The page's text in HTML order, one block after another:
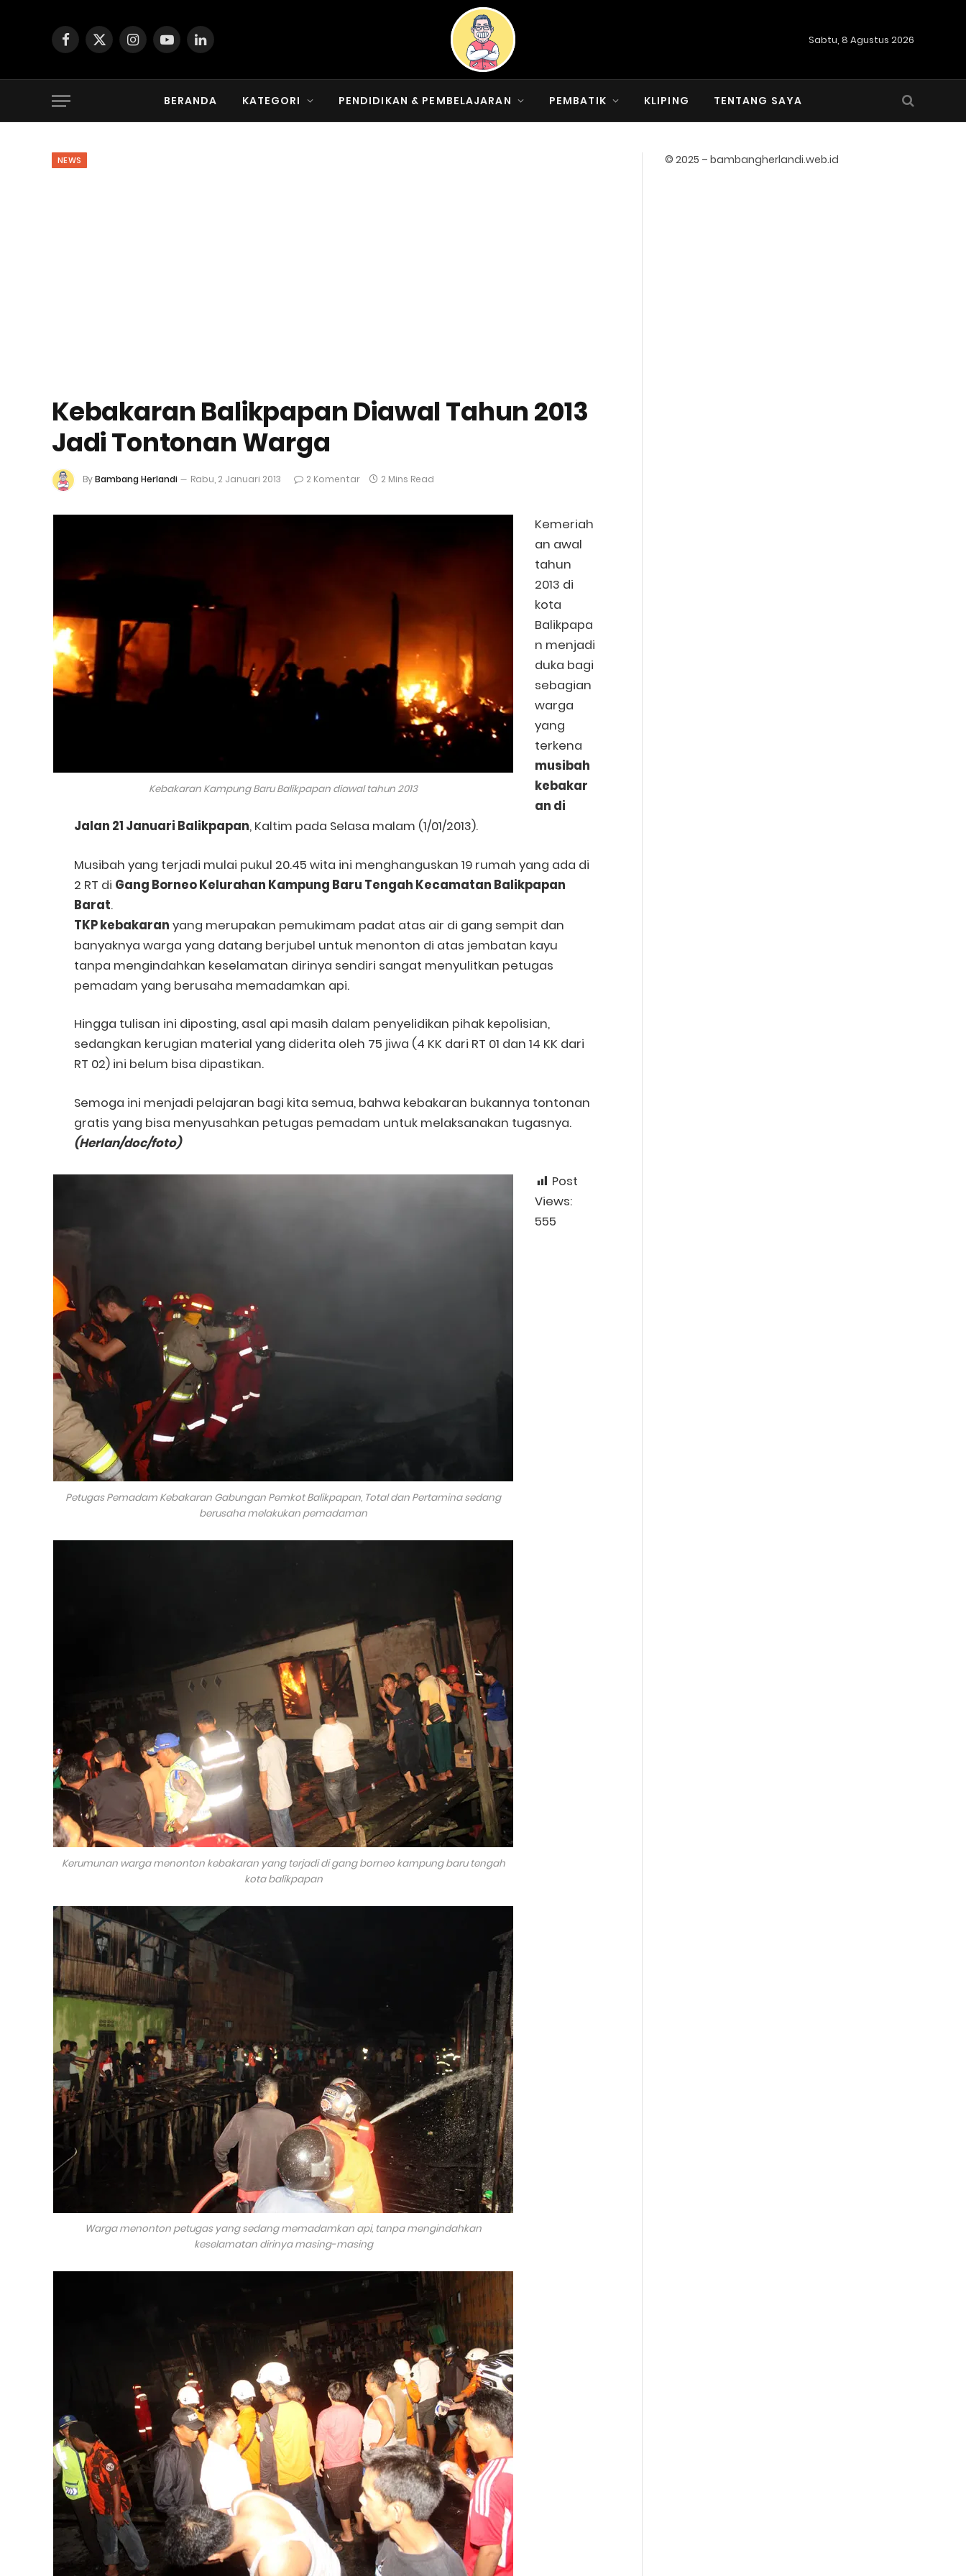
Facebook
X
InstagramYouTubeLinkedIn Sabtu, 8 Agustus 2026
BERANDA KATEGORI PENDIDIKAN & PEMBELAJARAN PEMBATIK KLIPING TENTANG SAYA
NEWS
Kebakaran Balikpapan Diawal Tahun 2013
Jadi Tontonan Warga
ByBambang Herlandi Rabu, 2 Januari 2013 2 Komentar 2 Mins Read
Kebakaran Kampung Baru Balikpapan diawal tahun 2013
Kemeriah
an awal
tahun
2013 di
kota
Balikpapa
n menjadi
duka bagi
sebagian
warga
yang
terkena
musibah
kebakar
an di
Jalan 21 Januari Balikpapan, Kaltim pada Selasa malam (1/01/2013).
Musibah yang terjadi mulai pukul 20.45 wita ini menghanguskan 19 rumah yang ada di
2 RT di Gang Borneo Kelurahan Kampung Baru Tengah Kecamatan Balikpapan
Barat.
TKP kebakaran yang merupakan pemukimam padat atas air di gang sempit dan
banyaknya warga yang datang berjubel untuk menonton di atas jembatan kayu
tanpa mengindahkan keselamatan dirinya sendiri sangat menyulitkan petugas
pemadam yang berusaha memadamkan api.
Hingga tulisan ini diposting, asal api masih dalam penyelidikan pihak kepolisian,
sedangkan kerugian material yang diderita oleh 75 jiwa (4 KK dari RT 01 dan 14 KK dari
RT 02) ini belum bisa dipastikan.
Semoga ini menjadi pelajaran bagi kita semua, bahwa kebakaran bukannya tontonan
gratis yang bisa menyusahkan petugas pemadam untuk melaksanakan tugasnya.
(Herlan/doc/foto)
Petugas Pemadam Kebakaran Gabungan Pemkot Balikpapan, Total dan Pertamina sedang
berusaha melakukan pemadaman
Kerumunan warga menonton kebakaran yang terjadi di gang borneo kampung baru tengah
kota balikpapan
Warga menonton petugas yang sedang memadamkan api, tanpa mengindahkan
keselamatan dirinya masing-masing
Post
Views:
555
© 2025 – bambangherlandi.web.id